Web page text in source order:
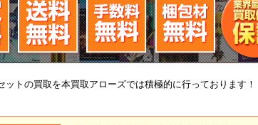
ットの買取を本買取アローズでは積極的に行っております